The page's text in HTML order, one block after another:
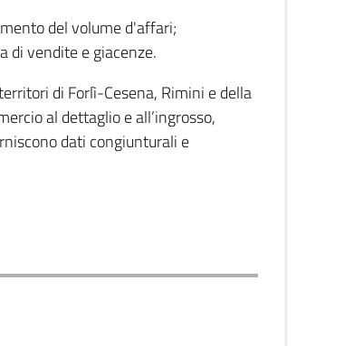
del volume d'affari;
di vendite e giacenze.
di Forlì-Cesena, Rimini e della
al dettaglio e all’ingrosso,
dati congiunturali e